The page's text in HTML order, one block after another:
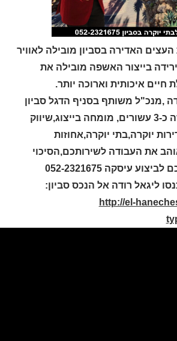
האדירה בסביון מובילה לאוויר
ירידה בייצור האשפה מובילה את
חיים איכותית וארוכה יותר.
,מנכ"ל משותף בסניף הדגל סביון
בקעת אונו,הפועל זה כ-3 עשורים, מומחה בייצוג,שיווק
יוקרה,בתי יוקרה,אחוזות
את העבודה לשירותכם,הסיכוי
עיסקה 052-2321675
ליגאל רודה אל הנכס סביון:
http://el-